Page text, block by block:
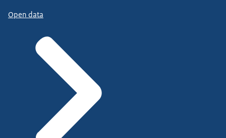
Open data